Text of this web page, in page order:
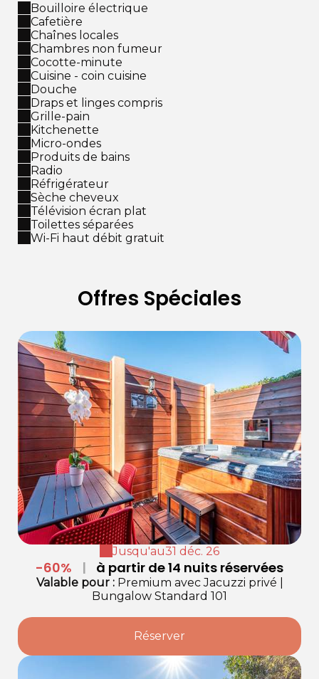
Bouilloire électrique
Cafetière
Chaînes locales
Chambres non fumeur
Cocotte-minute
Cuisine - coin cuisine
Douche
Draps et linges compris
Grille-pain
Kitchenette
Micro-ondes
Produits de bains
Radio
Réfrigérateur
Sèche cheveux
Télévision écran plat
Toilettes séparées
Wi-Fi haut débit gratuit
Offres Spéciales
Jusqu'au31 déc. 26
-60% | à partir de 14 nuits réservées
Valable pour:Premium avec Jacuzzi privé
Bungalow Standard 101
Réserver